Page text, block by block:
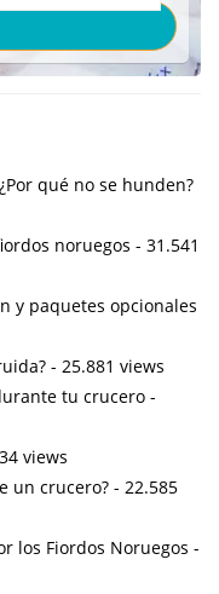
qué no se hunden?
noruegos - 31.541
y paquetes opcionales
- 25.881 views
tu crucero -
views
un crucero? - 22.585
los Fiordos Noruegos -